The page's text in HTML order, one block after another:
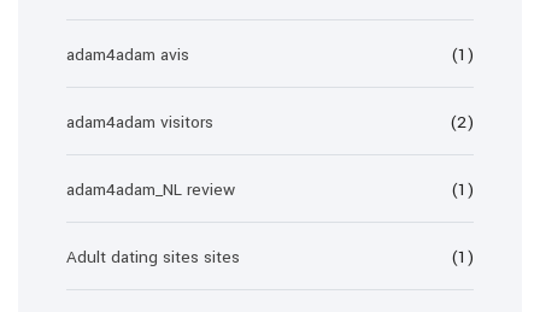
adam4adam avis (1)
adam4adam visitors (2)
adam4adam_NL review (1)
Adult dating sites sites (1)